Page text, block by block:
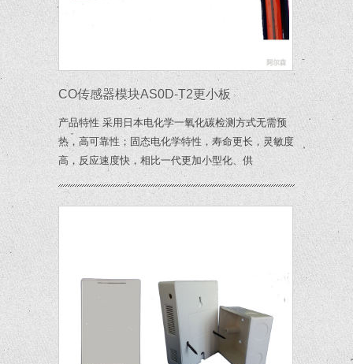
CO传感器模块AS0D-T2更小板
产品特性 采用日本电化学一氧化碳检测方式无需预
热，高可靠性；固态电化学特性，寿命更长，灵敏度
高，反应速度快，相比一代更加小型化、供